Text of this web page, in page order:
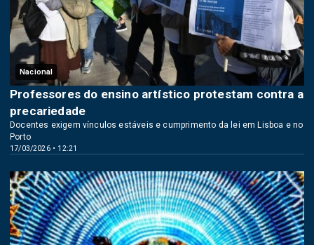
Nacional
17/03/2026 • 12:21
Professores do ensino artístico protestam contra a
precariedade
Docentes exigem vínculos estáveis e cumprimento da lei em Lisboa e no
Porto